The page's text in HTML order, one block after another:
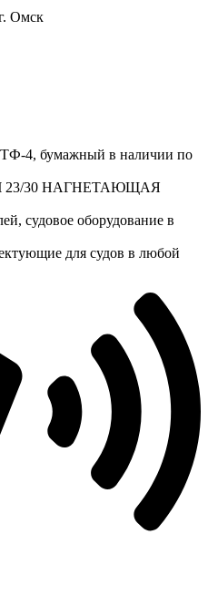
Омск
4, бумажный в наличии по
23/30 НАГНЕТАЮЩАЯ
судовое оборудование в
для судов в любой